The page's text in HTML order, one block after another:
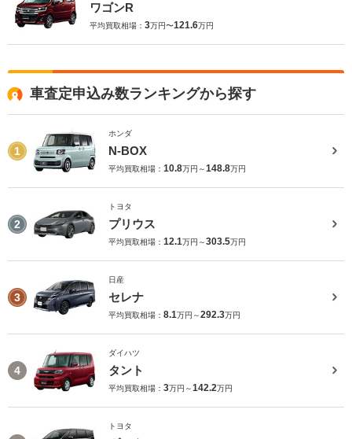
ワゴンR
平均買取相場： 3万円〜121.6万円
車査定申込み数ランキングから探す
1
ホンダ
N-BOX
平均買取相場： 10.8万円～148.8万円
2
トヨタ
プリウス
平均買取相場： 12.1万円～303.5万円
3
日産
セレナ
平均買取相場： 8.1万円～292.3万円
4
ダイハツ
タント
平均買取相場： 3万円～142.2万円
トヨタ